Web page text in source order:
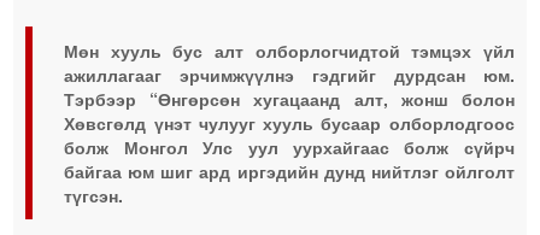
Мөн хууль бус алт олборлогчидтой тэмцэх үйл
ажиллагааг эрчимжүүлнэ гэдгийг дурдсан юм.
Тэрбээр “Өнгөрсөн хугацаанд алт, жонш болон
Хөвсгөлд үнэт чулууг хууль бусаар олборлодгоос
болж Монгол Улс уул уурхайгаас болж сүйрч
байгаа юм шиг ард иргэдийн дунд нийтлэг ойлголт
түгсэн.